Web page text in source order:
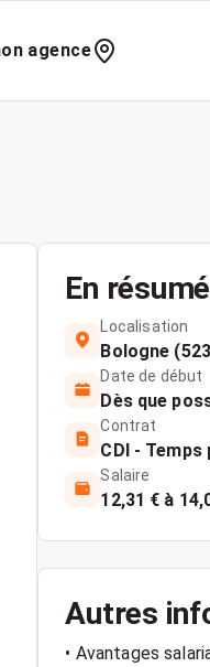
agence
En résumé
Localisation
Bologne
Date de début
Dès que
Contrat
CDI - Temps
Salaire
12,31 € à
Autres
• Avantages